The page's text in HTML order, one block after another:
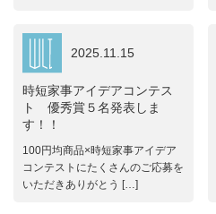
2025.11.15
時短家事アイデアコンテス
ト 優秀賞５名発表しま
す！！
100円均商品×時短家事アイデア
コンテストにたくさんのご応募を
いただきありがとう […]